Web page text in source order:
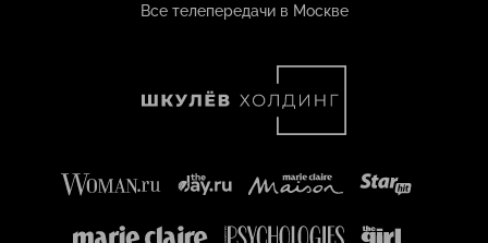
Все телепередачи в Москве